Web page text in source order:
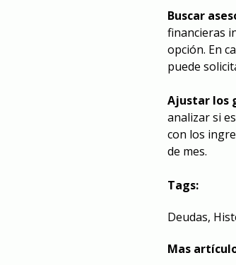
Buscar
financieras
opción. En
puede
Ajustar los
analizar si
con los
de mes.
Tags:
Deudas,
Mas